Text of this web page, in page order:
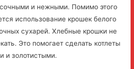
и нежными. Помимо этого
использование крошек белого
сухарей. Хлебные крошки не
Это помогает сделать котлеты
и золотистыми.